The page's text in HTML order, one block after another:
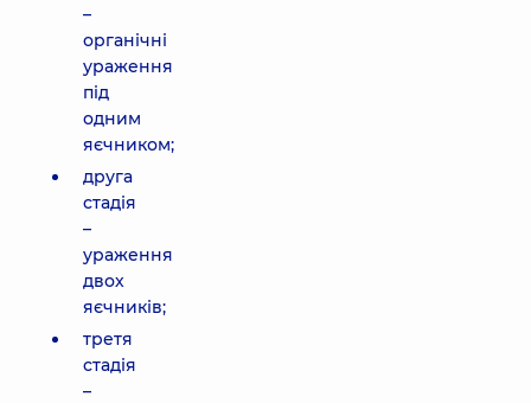
–
органічні
ураження
під
одним
яєчником;
друга
стадія
–
ураження
двох
яєчників;
третя
стадія
–